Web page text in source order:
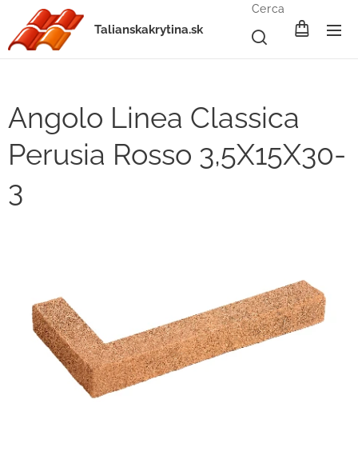
Talianskakrytina.sk
Cerca
Angolo Linea Classica
Perusia Rosso 3,5X15X30-
3